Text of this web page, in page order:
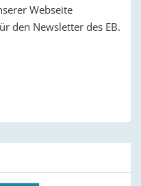
Webseite
den Newsletter des EB.